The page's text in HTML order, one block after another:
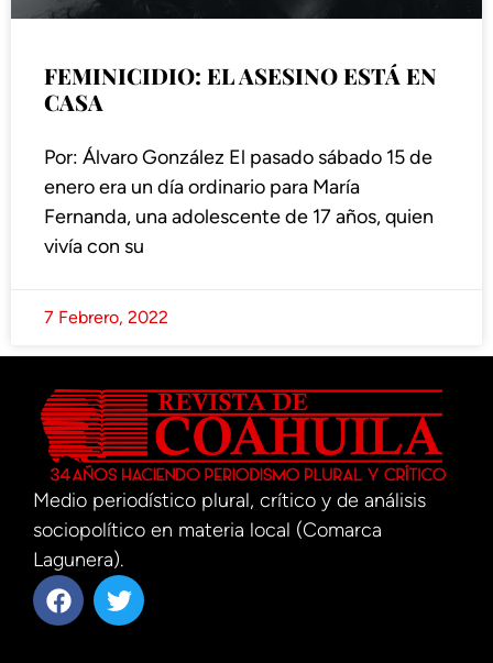
FEMINICIDIO: EL ASESINO ESTÁ EN
CASA
Por: Álvaro González El pasado sábado 15 de
enero era un día ordinario para María
Fernanda, una adolescente de 17 años, quien
vivía con su
7 Febrero, 2022
Medio periodístico plural, crítico y de análisis
sociopolítico en materia local (Comarca
Lagunera).